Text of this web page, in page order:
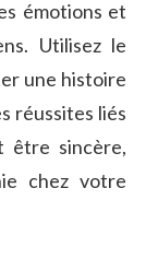
émotions et
Utilisez le
une ⁤histoire
réussites liés
être sincère,
chez⁢ votre